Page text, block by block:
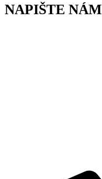
NAPIŠTE NÁM